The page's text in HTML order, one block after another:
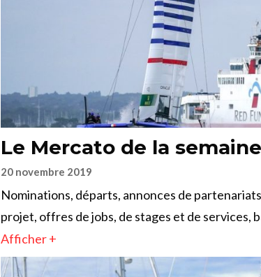
Le Mercato de la semaine
20 novembre 2019
Nominations, départs, annonces de
projet, offres de jobs, de stages et de services,
Afficher +